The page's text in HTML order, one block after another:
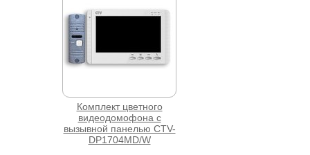
Комплект цветного
видеодомофона с
вызывной панелью CTV-
DP1704MD/W